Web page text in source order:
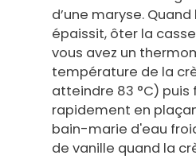
d’une maryse.
épaissit, ôter la
vous avez un
température de la
atteindre 83 °C) puis
rapidement en
bain-marie d'eau
de vanille quand la